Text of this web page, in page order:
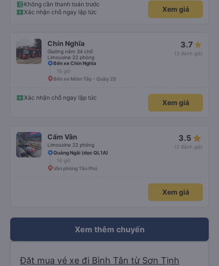
Không cần thanh toán trước
Xác nhận chỗ ngay lập tức
Xem giá
Chín Nghĩa
Giường nằm 34 chỗ
Limousine 22 phòng
3.7
(3 đánh giá)
Bến xe Chín Nghĩa
16 giờ
Bến xe Miền Tây - Quầy 25
Xác nhận chỗ ngay lập tức
Xem giá
Cẩm Vân
Limousine 22 phòng
3.5 star_rate
(2 đánh giá)
Quảng Ngãi (dọc QL1A)
16 giờ
Văn phòng Tân Phú
Xem giá
Xem thêm chuyến
Đặt mua vé xe đi Bình Tân từ Sơn Tịnh